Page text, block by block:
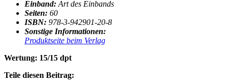
Einband: Art des Einbands
Seiten: 60
ISBN: 978-3-942901-20-8
Sonstige Informationen:
Produktseite beim Verlag
Wertung: 15/15 dpt
Teile diesen Beitrag: